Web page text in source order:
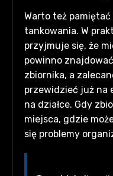
Warto też
tankowania. W
przyjmuje się, że
powinno
zbiornika, a
przewidzieć już na
na działce. Gdy
miejsca, gdzie
się problemy